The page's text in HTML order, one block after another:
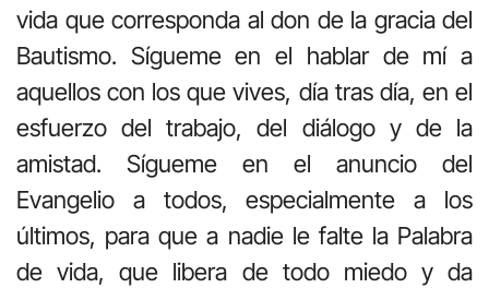
vida que corresponda al don de la gracia del
Bautismo. Sígueme en el hablar de mí a
aquellos con los que vives, día tras día, en el
esfuerzo del trabajo, del diálogo y de la
amistad. Sígueme en el anuncio del
Evangelio a todos, especialmente a los
últimos, para que a nadie le falte la Palabra
de vida, que libera de todo miedo y da